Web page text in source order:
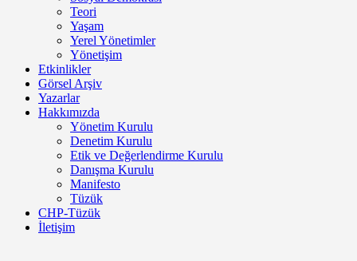
Teori
Yaşam
Yerel Yönetimler
Yönetişim
Etkinlikler
Görsel Arşiv
Yazarlar
Hakkımızda
Yönetim Kurulu
Denetim Kurulu
Etik ve Değerlendirme Kurulu
Danışma Kurulu
Manifesto
Tüzük
CHP-Tüzük
İletişim